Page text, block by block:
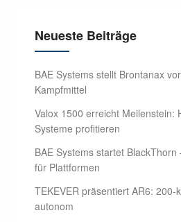
Neueste Beiträge
BAE Systems stellt Brontanax
Kampfmittel
Valox 1500 erreicht Meilenstein:
Systeme profitieren
BAE Systems startet
für Plattformen
TEKEVER präsentiert AR6:
autonom